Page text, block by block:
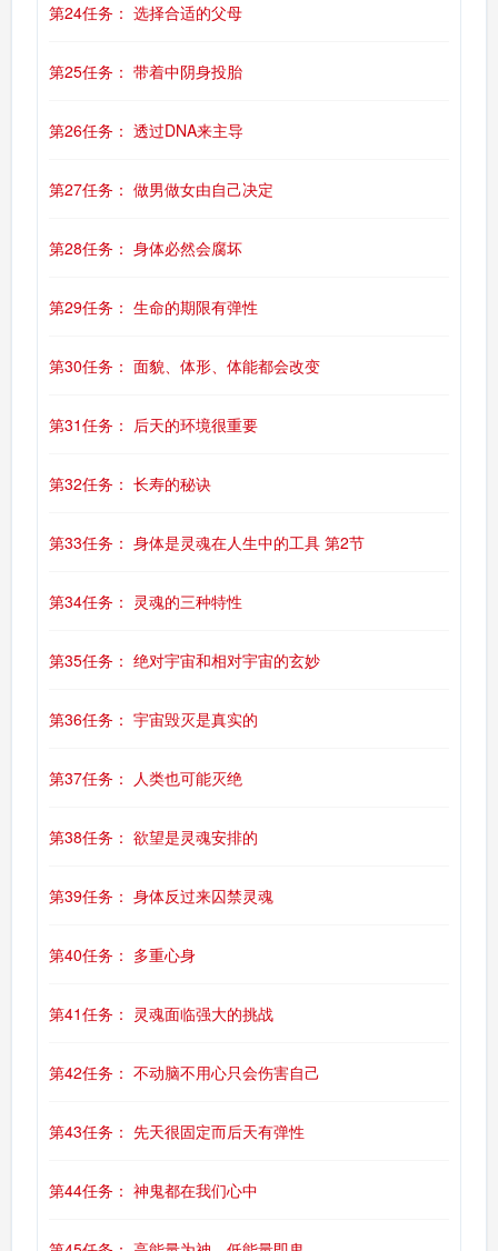
第24任务： 选择合适的父母
第25任务： 带着中阴身投胎
第26任务： 透过DNA来主导
第27任务： 做男做女由自己决定
第28任务： 身体必然会腐坏
第29任务： 生命的期限有弹性
第30任务： 面貌、体形、体能都会改变
第31任务： 后天的环境很重要
第32任务： 长寿的秘诀
第33任务： 身体是灵魂在人生中的工具 第2节
第34任务： 灵魂的三种特性
第35任务： 绝对宇宙和相对宇宙的玄妙
第36任务： 宇宙毁灭是真实的
第37任务： 人类也可能灭绝
第38任务： 欲望是灵魂安排的
第39任务： 身体反过来囚禁灵魂
第40任务： 多重心身
第41任务： 灵魂面临强大的挑战
第42任务： 不动脑不用心只会伤害自己
第43任务： 先天很固定而后天有弹性
第44任务： 神鬼都在我们心中